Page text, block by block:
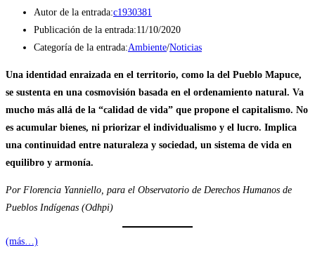
Autor de la entrada:c1930381
Publicación de la entrada:11/10/2020
Categoría de la entrada:Ambiente/Noticias
Una identidad enraizada en el territorio, como la del Pueblo Mapuce,
se sustenta en una cosmovisión basada en el ordenamiento natural. Va
mucho más allá de la “calidad de vida” que propone el capitalismo. No
es acumular bienes, ni priorizar el individualismo y el lucro. Implica
una continuidad entre naturaleza y sociedad, un sistema de vida en
equilibro y armonía.
Por Florencia Yanniello, para el Observatorio de Derechos Humanos de
Pueblos Indígenas (Odhpi)
(más…)